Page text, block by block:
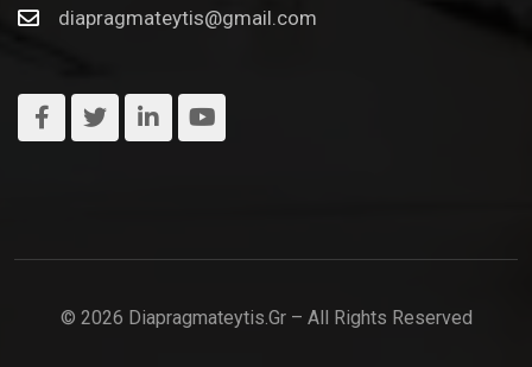
diapragmateytis@gmail.com
© 2026 Diapragmateytis.gr – All Rights Reserved